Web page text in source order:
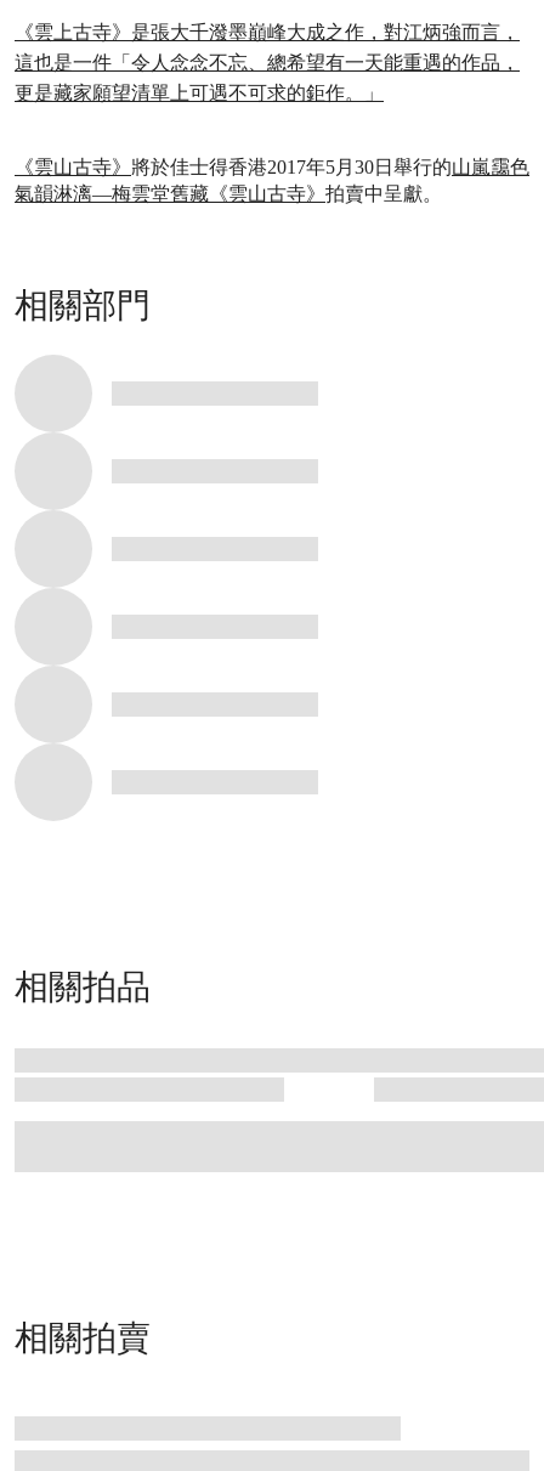
《雲上古寺》是張大千潑墨巔峰大成之作，對江炳強而言，
這也是一件「令人念念不忘、總希望有一天能重遇的作品，
更是藏家願望清單上可遇不可求的鉅作。」
《雲山古寺》 將於佳士得香港2017年5月30日舉行的山嵐靄色
氣韻淋漓—梅雲堂舊藏《雲山古寺》 拍賣中呈獻。
相關部門
相關拍品
相關拍賣